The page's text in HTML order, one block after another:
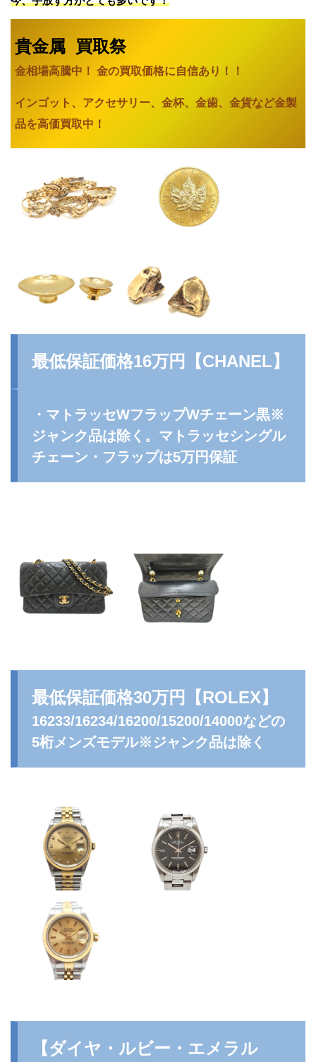
貴金属 買取祭
金相場高騰中！ 金の買取価格に自信あり ！！
インゴット、アクセサリー、金杯、金歯、金貨など金製
品を高価買取中！
最低保証価格16万円【CHANEL】
・マトラッセWフラップWチェーン黒※
ジャンク品は除く。マトラッセシングル
チェーン・フラップは5万円保証
最低保証価格30万円 【ROLEX】
16233/16234/16200/15200/14000などの
5桁メンズモデル※ジャンク品は除く
【ダイヤ・ルビー・エメラル